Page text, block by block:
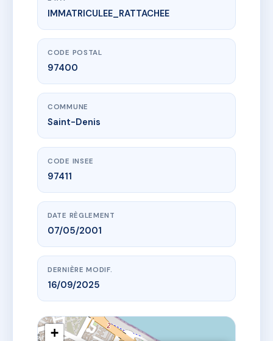
www.vme.plus/AB1304849
SAINT-JACQUES
159B r du general de gaulle
IMMATRICULEE_RATTACHEE
CODE POSTAL
97400
COMMUNE
Saint-Denis
CODE INSEE
97411
DATE RÈGLEMENT
07/05/2001
DERNIÈRE MODIF.
16/09/2025
+